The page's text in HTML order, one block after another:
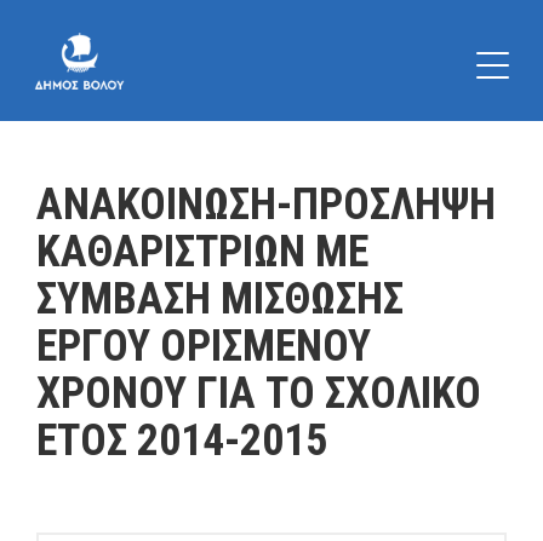
ΑΝΑΚΟΙΝΩΣΗ-ΠΡΟΣΛΗΨΗ
ΚΑΘΑΡΙΣΤΡΙΩΝ ΜΕ
ΣΥΜΒΑΣΗ ΜΙΣΘΩΣΗΣ
ΕΡΓΟΥ ΟΡΙΣΜΕΝΟΥ
ΧΡΟΝΟΥ ΓΙΑ ΤΟ ΣΧΟΛΙΚΟ
ΕΤΟΣ 2014-2015